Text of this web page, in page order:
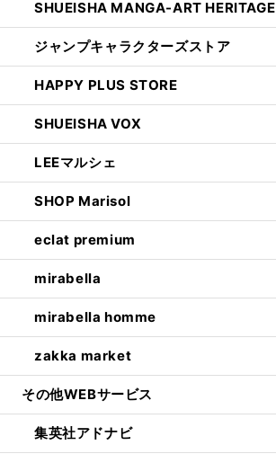
SHUEISHA MANGA-ART HERITAGE
ジャンプキャラクターズストア
HAPPY PLUS STORE
SHUEISHA VOX
LEEマルシェ
SHOP Marisol
eclat premium
mirabella
mirabella homme
zakka market
その他WEBサービス
集英社アドナビ